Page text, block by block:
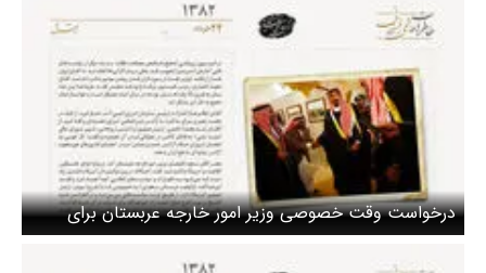
درخواست وقت خصوصی وزیر امور خارجه عربستان برای
ابلاغ پیام امیر عبدالله